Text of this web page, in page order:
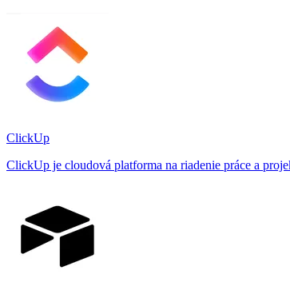
ClickUp
ClickUp je cloudová platforma na riadenie práce a